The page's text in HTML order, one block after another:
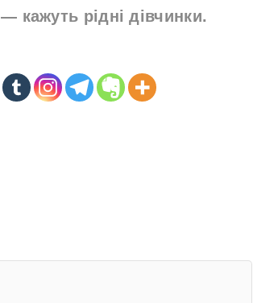
— кажуть рідні дівчинки.